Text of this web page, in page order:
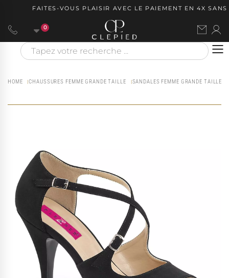
FAITES-VOUS PLAISIR AVEC LE PAIEMENT EN 4X SANS
0
HOME CHAUSSURES FEMME GRANDE TAILLE SANDALES FEMME GRANDE TAILLE